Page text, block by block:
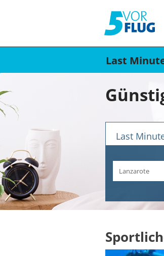
Last
Last